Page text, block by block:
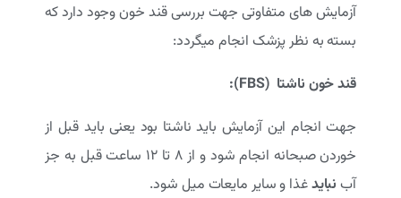
آزمایش های متفاوتی جهت بررسی قند خون وجود دارد که
بسته به نظر پزشک انجام میگردد:
قند خون ناشتا (FBS)
:
جهت انجام این آزمایش باید ناشتا بود یعنی باید قبل از
خوردن صبحانه انجام شود و از 8 تا 12 ساعت قبل به جز
آبنبایدغذا و سایر مایعات میل شود.